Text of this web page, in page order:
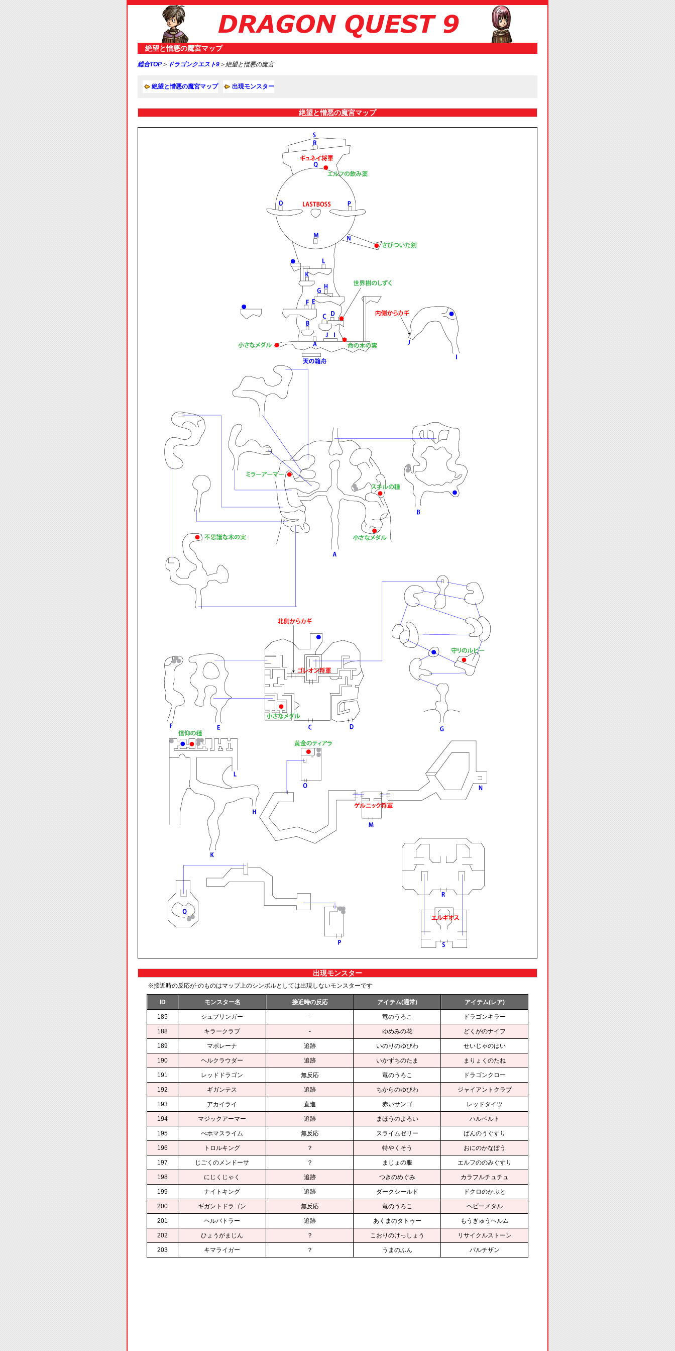
絶望と憎悪の魔宮マップ
総合TOP ＞ ドラゴンクエスト9 ＞絶望と憎悪の魔宮
絶望と憎悪の魔宮マップ 出現モンスター
絶望と憎悪の魔宮マップ
出現モンスター
※接近時の反応が-のものはマップ上のシンボルとしては出現しないモンスターです
ID モンスター名 接近時の反応 アイテム(通常) アイテム(レア)
185 シュプリンガー - 竜のうろこ ドラゴンキラー
188 キラークラブ - ゆめみの花 どくがのナイフ
189 マポレーナ 追跡 いのりのゆびわ せいじゃのはい
190 ヘルクラウダー 追跡 いかずちのたま まりょくのたね
191 レッドドラゴン 無反応 竜のうろこ ドラゴンクロー
192 ギガンテス 追跡 ちからのゆびわ ジャイアントクラブ
193 アカイライ 直進 赤いサンゴ レッドタイツ
194 マジックアーマー 追跡 まほうのよろい ハルベルト
195 べホマスライム 無反応 スライムゼリー ばんのうぐすり
196 トロルキング ？ 特やくそう おにのかなぼう
197 じごくのメンドーサ ？ まじょの服 エルフののみぐすり
198 にじくじゃく 追跡 つきのめぐみ カラフルチュチュ
199 ナイトキング 追跡 ダークシールド ドクロのかぶと
200 ギガントドラゴン 無反応 竜のうろこ ヘビーメタル
201 ヘルバトラー 追跡 あくまのタトゥー もうぎゅうヘルム
202 ひょうがまじん ？ こおりのけっしょう リサイクルストーン
203 キマライガー ？ うまのふん パルチザン